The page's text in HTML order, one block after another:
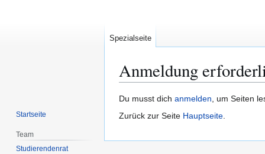
Anmeldung
Zur
Navigation
Zur
Suche
Du musst dich anmelden, um Seiten
Zurück zur Seite Hauptseite.
Spezialseite
Startseite
Team
Studierendenrat